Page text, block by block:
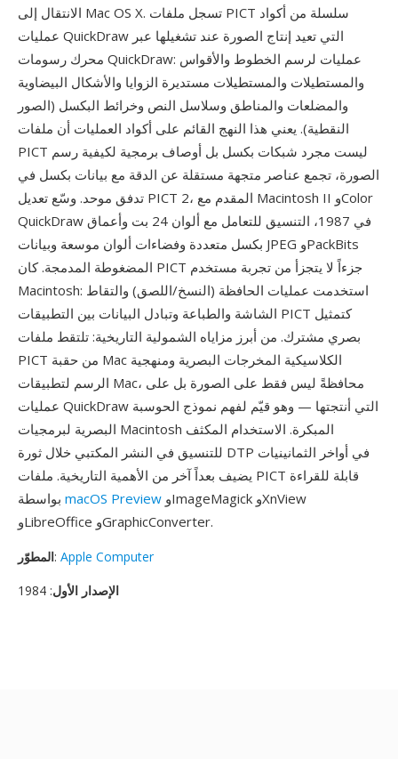
الانتقال إلى Mac OS X. تسجل ملفات PICT سلسلة من أكواد
عمليات QuickDraw التي تعيد إنتاج الصورة عند تشغيلها عبر
محرك رسومات QuickDraw: عمليات لرسم الخطوط والأقواس
والمستطيلات والمستطيلات مستديرة الزوايا والأشكال البيضاوية
والمضلعات والمناطق وسلاسل النص وخرائط البكسل (الصور
النقطية). يعني هذا النهج القائم على أكواد العمليات أن ملفات
PICT ليست مجرد شبكات بكسل بل أوصاف برمجية لكيفية رسم
الصورة، تجمع عناصر متجهة مستقلة عن الدقة مع بيانات بكسل في
تدفق موحد. وسّع تعديل PICT 2، المقدم مع Macintosh II وColor
QuickDraw في 1987، التنسيق للتعامل مع ألوان 24 بت وأعماق
بكسل متعددة وفضاءات ألوان موسعة وبيانات JPEG وPackBits
المضغوطة المدمجة. كان PICT جزءاً لا يتجزأ من تجربة مستخدم
Macintosh: استخدمت عمليات الحافظة (النسخ/اللصق) والتقاط
الشاشة والطباعة وتبادل البيانات بين التطبيقات PICT كتمثيل
بصري مشترك. من أبرز مزاياه الشمولية التاريخية: تلتقط ملفات
PICT من حقبة Mac الكلاسيكية المخرجات البصرية ومنهجية
الرسم لتطبيقات Mac، محافظةً ليس فقط على الصورة بل على
عمليات QuickDraw التي أنتجتها — وهو قيّم لفهم نموذج الحوسبة
البصرية لبرمجيات Macintosh المبكرة. الاستخدام المكثف
للتنسيق في النشر المكتبي خلال ثورة DTP في أواخر الثمانينيات
يضيف بعداً آخر من الأهمية التاريخية. ملفات PICT قابلة للقراءة
macOS Preview
وLibreOffice وGraphicConverter.
المطوّر: Apple Computer
الإصدار الأول: 1984